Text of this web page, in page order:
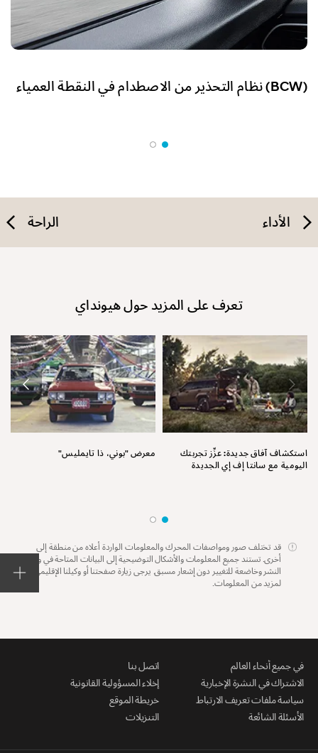
(BCW) نظام التحذير من الاصطدام في النقطة العمياء
الأداء الراحة
تعرف على المزيد حول هيونداي
استكشاف آفاق جديدة: عزِّز تجربتك
اليومية مع سانتا إف إي الجديدة
معرض "بوني، ذا تايمليس"
قد تختلف صور ومواصفات المحرك والمعلومات الواردة أعلاه من منطقة إلى
أخرى. تستند جميع المعلومات والأشكال التوضيحية إلى البيانات المتاحة في وقت
النشر وخاضعة للتغيير دون إشعار مسبق. يرجى زيارة صفحتنا أو وكيلنا الإقليمي
لمزيد من المعلومات.
في جميع أنحاء العالم
اتصل بنا
الاشتراك في النشرة الإخبارية
إخلاء المسؤولية القانونية
سياسة ملفات تعريف الارتباط
خريطة الموقع
الأسئلة الشائعة
التنزيلات